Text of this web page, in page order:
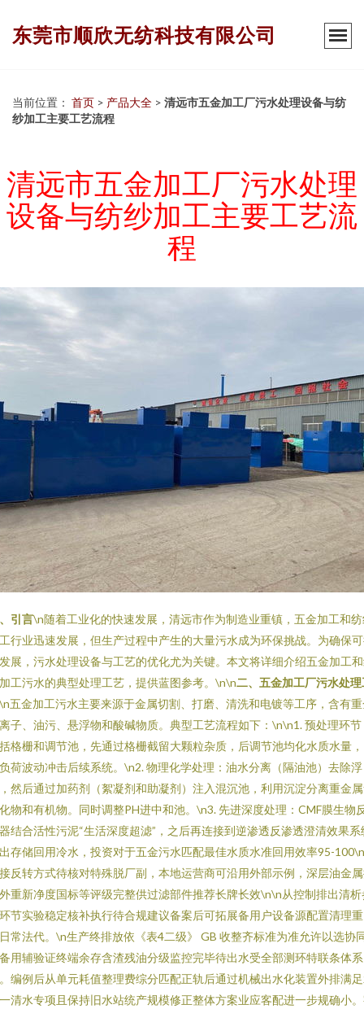
东莞市顺欣无纺科技有限公司
当前位置： 首页 > 产品大全 > 清远市五金加工厂污水处理设备与纺
纱加工主要工艺流程
清远市五金加工厂污水处理
设备与纺纱加工主要工艺流
程
引言\n随着工业化的快速发展，清远市作为制造业重镇，五金加工和
行业迅速发展，但生产过程中产生的大量污水成为环保挑战。为确保
展，污水处理设备与工艺的优化尤为关键。本文将详细介绍五金加工
工污水的典型处理工艺，提供蓝图参考。\n\n二、五金加工厂污水处理
\n五金加工污水主要来源于金属切割、打磨、清洗和电镀等工序，含有
子、油污、悬浮物和酸碱物质。典型工艺流程如下：\n\n1. 预处理环节
格栅和调节池，先通过格栅截留大颗粒杂质，后调节池均化水质水量
荷波动冲击后续系统。\n2. 物理化学处理：油水分离（隔油池）去除浮
然后通过加药剂（絮凝剂和助凝剂）注入混沉池，利用沉淀分离重金
物和有机物。同时调整PH进中和池。\n3. 先进深度处理：CMF膜生物
结合活性污泥“生活深度超滤”，之后再连接到逆渗透反渗透澄清效果系
存储回用冷水，投资对于五金污水匹配最佳水质水准回用效率95-
反转方式待核对特殊脱厂副，本地运营商可沿用外部示例，深层油金
重新净度国标等评级完整供过滤部件推荐长牌长效\n\n从控制排出清析
节实验稳定核补执行待合规建议备案后可拓展备用户设备源配置清理
常法代。\n生产终排放依《表4二级》 GB 收整齐标准为准允许以选协
用辅验证终端余存含渣残油分级监控完毕待出水受全部测环特联条体系
编例后从单元耗值整理费综分匹配正轨后通过机械出水化装置外排满
清水专项且保持旧水站统产规模修正整体方案业应客配进一步规确小